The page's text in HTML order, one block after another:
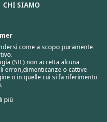
come a scopo puramente
(SIF) non accetta alcuna
o cattive
o in quelle cui si fa riferimento
più
CHI SIAMO